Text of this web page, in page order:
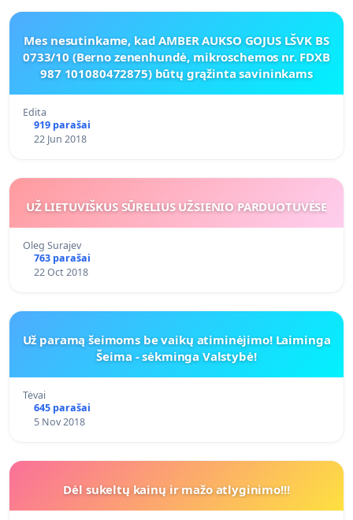
Mes nesutinkame, kad AMBER AUKSO GOJUS LŠVK BS
0733/10 (Berno zenenhundė, mikroschemos nr. FDXB
987 101080472875) būtų grąžinta savininkams
Edita
919 parašai
22 Jun 2018
UŽ LIETUVIŠKUS SŪRELIUS UŽSIENIO PARDUOTUVĖSE
Oleg Surajev
763 parašai
22 Oct 2018
Už paramą šeimoms be vaikų atiminėjimo! Laiminga
Šeima - sėkminga Valstybė!
Tėvai
645 parašai
5 Nov 2018
Dėl sukeltų kainų ir mažo atlyginimo!!!